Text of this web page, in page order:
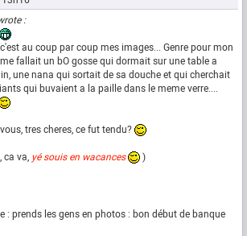
:
au coup par coup mes images... Genre pour mon
fallait un bO gosse qui dormait sur une table a
une nana qui sortait de sa douche et qui cherchait
qui buvaient a la paille dans le meme verre....
tres cheres, ce fut tendu?
ca va, yé souis en wacances )
: prends les gens en photos : bon début de banque